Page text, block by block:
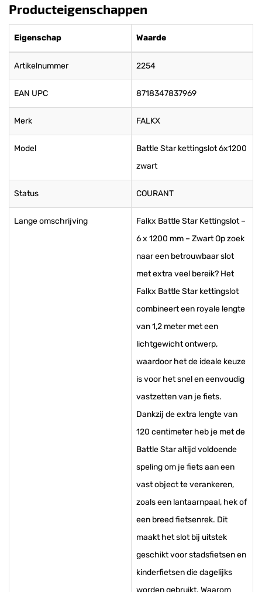
Producteigenschappen
Eigenschap Waarde
Artikelnummer 2254
EAN UPC 8718347837969
Merk FALKX
Model
Battle Star kettingslot 6x1200
zwart
Status COURANT
Lange omschrijving
Falkx Battle Star Kettingslot –
6 x 1200 mm – Zwart Op zoek
naar een betrouwbaar slot
met extra veel bereik? Het
Falkx Battle Star kettingslot
combineert een royale lengte
van 1,2 meter met een
lichtgewicht ontwerp,
waardoor het de ideale keuze
is voor het snel en eenvoudig
vastzetten van je fiets.
Dankzij de extra lengte van
120 centimeter heb je met de
Battle Star altijd voldoende
speling om je fiets aan een
vast object te verankeren,
zoals een lantaarnpaal, hek of
een breed fietsenrek. Dit
maakt het slot bij uitstek
geschikt voor stadsfietsen en
kinderfietsen die dagelijks
worden gebruikt. Waarom